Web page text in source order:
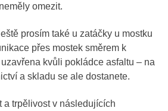
omezit.
prosím také u zatáčky u mostku
přes mostek směrem k
kvůli pokládce asfaltu – na
a skladu se ale dostanete.
a trpělivost v následujících